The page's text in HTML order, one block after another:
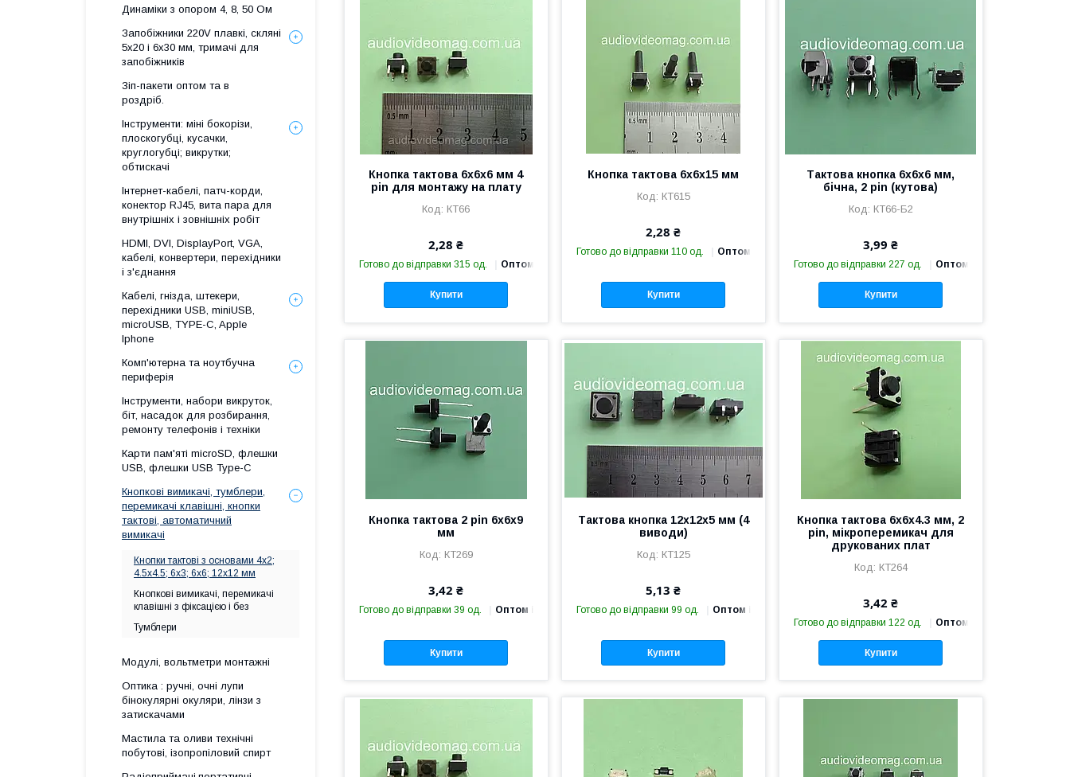
Кнопка тактова 6х6х6 мм 4
pin для монтажу на плату
КТ66
2,28 ₴
Готово до відправки 315 од. Оптом і в роздріб
Купити
Кнопка тактова 6х6х15 мм
КТ615
2,28 ₴
Готово до відправки 110 од. Оптом і в роздріб
Купити
Тактова кнопка 6х6х6 мм,
бічна, 2 pin (кутова)
КТ66-Б2
3,99 ₴
Готово до відправки 227 од. Оптом і в роздріб
Купити
Кнопка тактова 2 pin 6х6х9
мм
КТ269
3,42 ₴
Готово до відправки 39 од. Оптом і в роздріб
Купити
Тактова кнопка 12х12х5 мм (4
виводи)
КТ125
5,13 ₴
Готово до відправки 99 од. Оптом і в роздріб
Купити
Кнопка тактова 6х6х4.3 мм, 2
pin, мікроперемикач для
друкованих плат
КТ264
3,42 ₴
Готово до відправки 122 од. Оптом і в роздріб
Купити
Динаміки з опором 4, 8, 50 Ом
Запобіжники 220V плавкі, скляні
5x20 і 6х30 мм, тримачі для
запобіжників
Зіп-пакети оптом та в
роздріб.
Інструменти: міні бокорізи,
плоскогубці, кусачки,
круглогубці; викрутки;
обтискачі
Інтернет-кабелі, патч-корди,
конектор RJ45, вита пара для
внутрішніх і зовнішніх робіт
HDMI, DVI, DisplayPort, VGA,
кабелі, конвертери, перехідники
і з'єднання
Кабелі, гнізда, штекери,
перехідники USB, miniUSB,
microUSB, TYPE-C, Apple
Iphone
Комп'ютерна та ноутбучна
периферія
Інструменти, набори викруток,
біт, насадок для розбирання,
ремонту телефонів і техніки
Карти пам'яті microSD, флешки
USB, флешки USB Type-C
Кнопкові вимикачі, тумблери,
перемикачі клавішні, кнопки
тактові, автоматичний
вимикачі
Кнопки тактові з основами 4х2;
4.5х4.5; 6х3; 6х6; 12х12 мм
Кнопкові вимикачі, перемикачі
клавішні з фіксацією і без
Тумблери
Модулі, вольтметри монтажні
Оптика : ручні, очні лупи
бінокулярні окуляри, лінзи з
затискачами
Мастила та оливи технічні
побутові, ізопропіловий спирт